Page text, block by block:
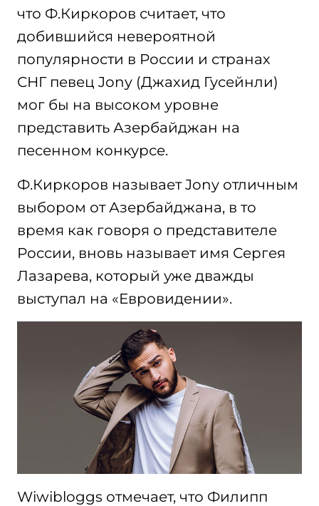
что Ф.Киркоров считает, что
добившийся невероятной
популярности в России и странах
СНГ певец Jony (Джахид Гусейнли)
мог бы на высоком уровне
представить Азербайджан на
песенном конкурсе.
Ф.Киркоров называет Jony отличным
выбором от Азербайджана, в то
время как говоря о представителе
России, вновь называет имя Сергея
Лазарева, который уже дважды
выступал на «Евровидении».
Wiwibloggs отмечает, что Филипп